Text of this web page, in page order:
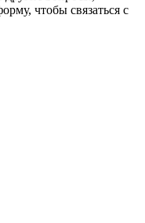
чтобы связаться с